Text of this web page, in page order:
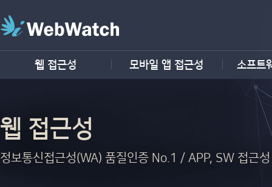
웹 접근성 모바일 앱 접근성 소프트
웹 접근성
정보통신접근성(WA) 품질인증 No.1 / APP, SW 접근